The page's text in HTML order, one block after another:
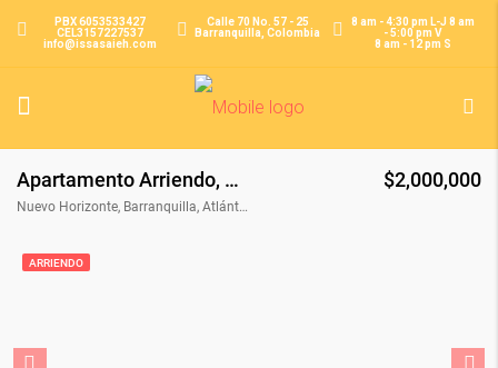
8 am - 4:30 pm L-J 8 am
- 5:00 pm V
8 am - 12 pm S
Calle 70 No. 57 - 25
Barranquilla, Colombia
PBX 6053533427
CEL3157227537
info@issasaieh.com
Apartamento Arriendo, Nuevo Horizonte, Barranquilla (31709)
Nuevo Horizonte, Barranquilla, Atlántico, Colombia
$2,000,000
ARRIENDO